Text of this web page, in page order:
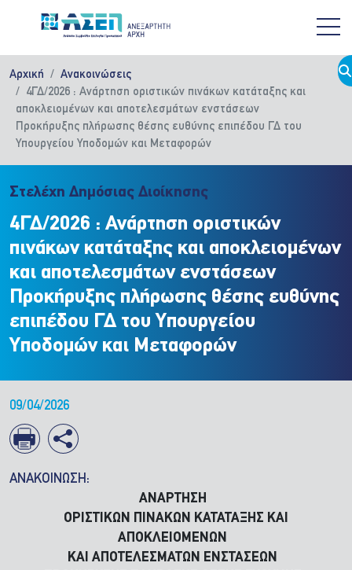
Αρχική
Ανακοινώσεις
4ΓΔ/2026 : Ανάρτηση οριστικών πινάκων κατάταξης και
αποκλειομένων και αποτελεσμάτων ενστάσεων
Προκήρυξης πλήρωσης θέσης ευθύνης επιπέδου ΓΔ του
Υπουργείου Υποδομών και Μεταφορών
Στελέχη Δημόσιας Διοίκησης
4ΓΔ/2026 : Ανάρτηση οριστικών
πινάκων κατάταξης και αποκλειομένων
και αποτελεσμάτων ενστάσεων
Προκήρυξης πλήρωσης θέσης ευθύνης
επιπέδου ΓΔ του Υπουργείου
Υποδομών και Μεταφορών
09/04/2026
ΑΝΑΚΟΙΝΩΣΗ:
ΑΝΑΡΤΗΣΗ
ΟΡΙΣΤΙΚΩΝ ΠΙΝΑΚΩΝ ΚΑΤΑΤΑΞΗΣ ΚΑΙ
ΑΠΟΚΛΕΙΟΜΕΝΩΝ
ΚΑΙ ΑΠΟΤΕΛΕΣΜΑΤΩΝ ΕΝΣΤΑΣΕΩΝ